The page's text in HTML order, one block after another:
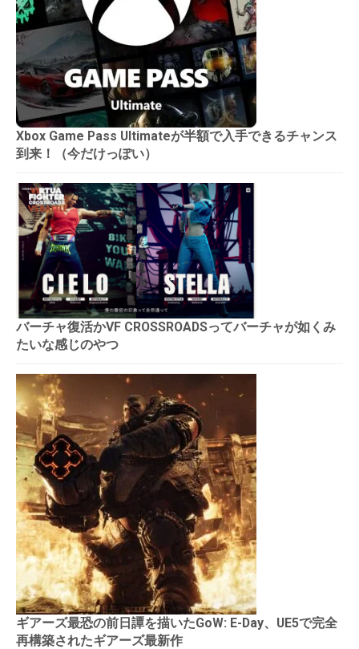
Xbox Game Pass Ultimateが半額で入手できるチャンス
到来！（今だけっぽい）
バーチャ復活かVF CROSSROADSってバーチャが如くみ
たいな感じのやつ
ギアーズ最恐の前日譚を描いたGoW: E-Day、UE5で完全
再構築されたギアーズ最新作